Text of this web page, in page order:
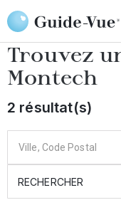
Aller au contenu
Accueil Choisir mon
Trouvez
Montech
2 résultat(s)